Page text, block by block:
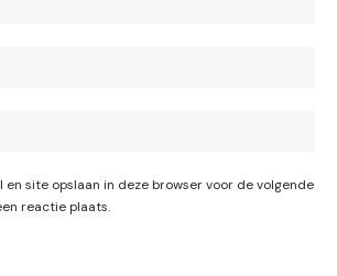
en site opslaan in deze browser voor de volgende
reactie plaats.